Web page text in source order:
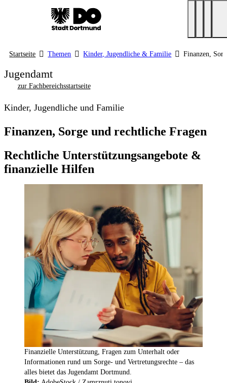
Startseite Themen Kinder, Jugendliche & Familie Finanzen,
Jugendamt
zur Fachbereichsstartseite
Kinder, Jugendliche und Familie
Finanzen, Sorge und rechtliche Fragen
Rechtliche Unterstützungsangebote &
finanzielle Hilfen
Finanzielle Unterstützung, Fragen zum Unterhalt oder
Informationen rund um Sorge- und Vertretungsrechte – das
alles bietet das Jugendamt Dortmund.